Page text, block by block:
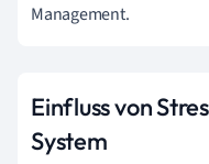
Management.
Einfluss von
System